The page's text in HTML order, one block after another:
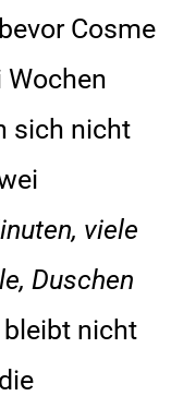
Cosme
Wochen
sich nicht
viele
Duschen
bleibt nicht